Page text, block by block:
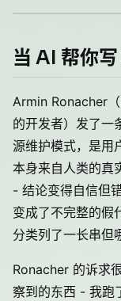
当 AI 帮你
Armin Ronacher
的开发者）发了一
源维护模式，是用
本身来自人类的真
- 结论变得自信但
变成了不完整的假
分类列了一长串但
Ronacher 的诉求
察到的东西 - 我跑